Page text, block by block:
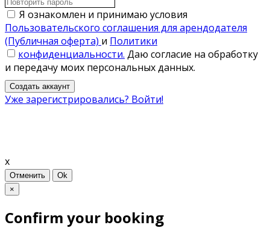
Я ознакомлен и принимаю условия
Пользовательского соглашения для арендодателя
(Публичная оферта) и Политики
конфиденциальности. Даю согласие на обработку
и передачу моих персональных данных.
Создать аккаунт
Уже зарегистрировались? Войти!
x
Отменить
Ok
×
Confirm your booking